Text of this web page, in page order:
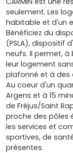
seulement. Les
habitable et d'un
Bénéficiez du
(PSLA), dispositif
neufs. Il permet,
leur logement
plafonné et à des
Au coeur d'un
Argens et à 15
de Fréjus/Saint
proche des pôles
les services et
sportives, de
présentes.